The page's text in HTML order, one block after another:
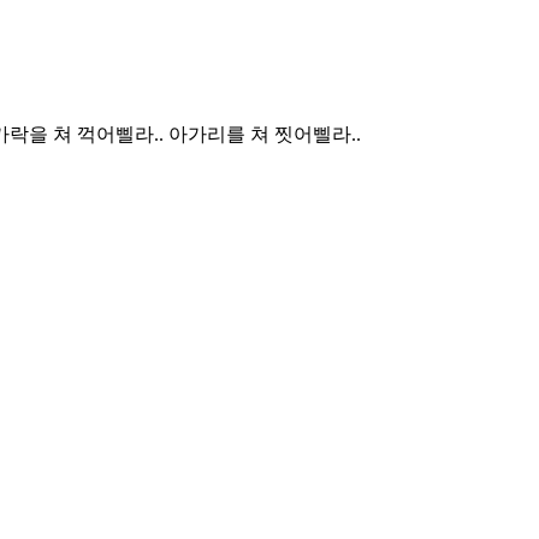
을 쳐 꺽어삘라.. 아가리를 쳐 찟어삘라..